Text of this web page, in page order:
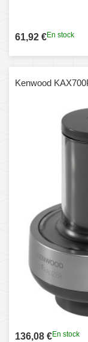
61,92 €En stock
Kenwood
136,08 €En stock